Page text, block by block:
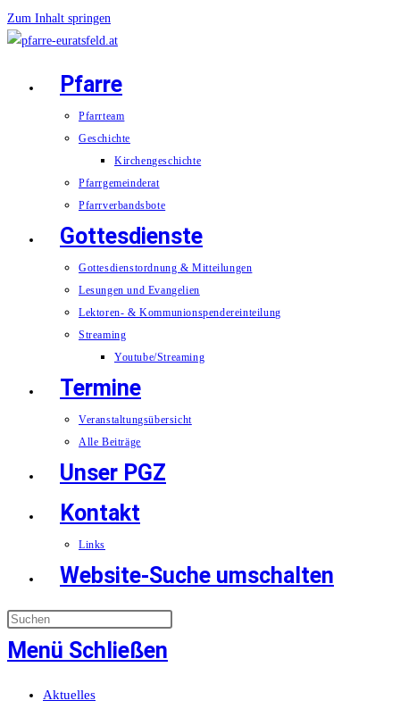
Zum Inhalt springen
Pfarre
Pfarrteam
Geschichte
Kirchengeschichte
Pfarrgemeinderat
Pfarrverbandsbote
Gottesdienste
Gottesdienstordnung & Mitteilungen
Lesungen und Evangelien
Lektoren- & Kommunionspendereinteilung
Streaming
Youtube/Streaming
Termine
Veranstaltungsübersicht
Alle Beiträge
Unser PGZ
Kontakt
Links
Website-Suche umschalten
Menü Schließen
Aktuelles